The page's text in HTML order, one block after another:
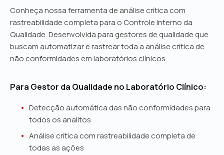
Conheça nossa ferramenta de análise crítica com
rastreabilidade completa para o Controle Interno da
Qualidade. Desenvolvida para gestores de qualidade que
buscam automatizar e rastrear toda a análise crítica de
não conformidades em laboratórios clínicos.
Para Gestor da Qualidade no Laboratório Clínico:
Detecção automática das não conformidades para
todos os analitos
Análise crítica com rastreabilidade completa de
todas as ações